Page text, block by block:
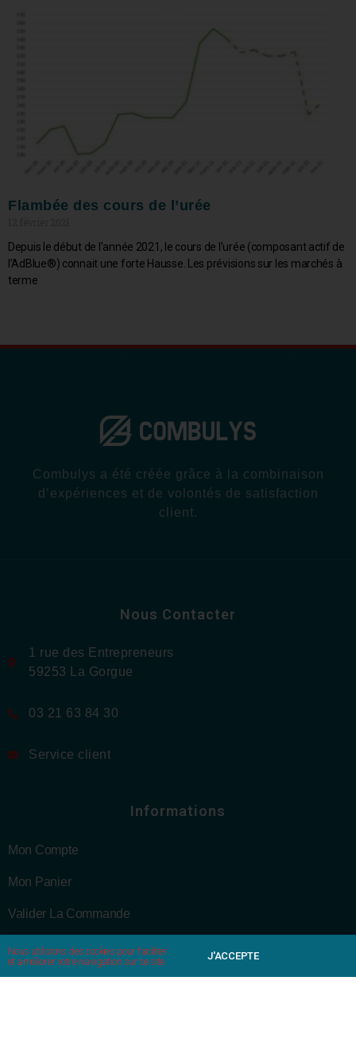
Flambée des cours de l’urée
Depuis le début de l’année 2021, le cours de l’urée (composant actif de
l’AdBlue®) connait une forte Hausse. Les prévisions sur les marchés à
terme
Combulys a été créée grâce à la combinaison
d’expériences et de volontés de satisfaction
client.
Nous Contacter
1 rue des Entrepreneurs
59253 La Gorgue
03 21 63 84 30
Service client
Informations
Mon Compte
Mon Panier
Valider La Commande
Mentions Légales
CGV
Nous utilisions des cookies pour faciliter
et améliorer votre navigation sur ce site
J'ACCEPTE